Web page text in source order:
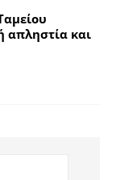
απληστία και